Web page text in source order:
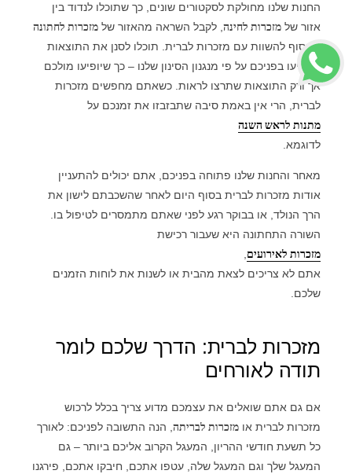
החנות שלנו מחולקת לסקטורים שונים, כך שתוכלו לנדוד בין
אזור של מזכרות לחינה, לקבל השראה מהאזור של מזכרות לחתונה
ולבסוף להשוות עם מזכרות לברית. תוכלו לסנן את התוצאות
שיופיעו בפניכם על פי מנגנון הסינון שלנו – כך שיופיעו מולכם
אך ורק התוצאות שתרצו לראות. כשאתם מחפשים מזכרות
לברית, הרי אין באמת סיבה שתבזבזו את זמנכם על
מתנות לראש השנה
לדוגמא.
מאחר והחנות שלנו פתוחה בפניכם, אתם יכולים להתעניין
אודות מזכרות לברית בסוף היום לאחר שהשכבתם לישון את
הרך הנולד, או בבוקר רגע לפני שאתם מתמסרים לטיפול בו.
השורה התחתונה היא שעבור רכישת
מזכרות לאירועים,
אתם לא צריכים לצאת מהבית או לשנות את לוחות הזמנים
שלכם.
מזכרות לברית: הדרך שלכם לומר
תודה לאורחים
אם גם אתם שואלים את עצמכם מדוע צריך בכלל לרכוש
מזכרות לברית או מזכרות לבריתה, הנה התשובה לפניכם: לאורך
כל תשעת חודשי ההריון, המעגל הקרוב אליכם ביותר – גם
המעגל שלך וגם המעגל שלה, עטפו אתכם, חיבקו אתכם, פירגנו